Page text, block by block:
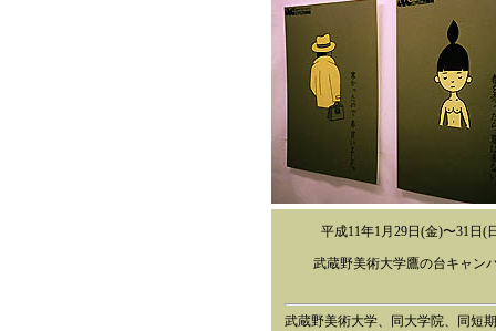
平成11年1月29日(金)〜31日(
武蔵野美術大学鷹の台キャン
武蔵野美術大学、同大学院、同短